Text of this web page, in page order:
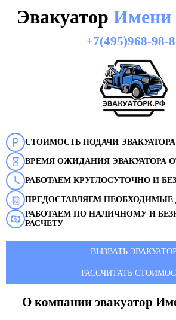
Эвакуатор
+7(495)968-98-
СТОИМОСТЬ ПОДАЧИ ЭВАКУАТОРА
ВРЕМЯ ОЖИДАНИЯ ЭВАКУАТОРА
РАБОТАЕМ КРУГЛОСУТОЧНО И
ПРЕДОСТАВЛЯЕМ
РАБОТАЕМ ПО НАЛИЧНОМУ И
РАСЧЕТУ
ВЫЗВАТЬ ЭВАКУАТОР
РАССЧИТАТЬ
О компании эвакуатор